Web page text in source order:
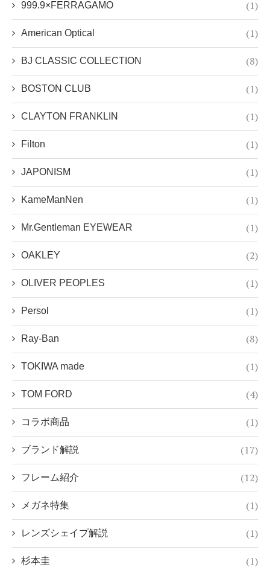
999.9×FERRAGAMO (1)
American Optical (1)
BJ CLASSIC COLLECTION (8)
BOSTON CLUB (1)
CLAYTON FRANKLIN (1)
Filton (1)
JAPONISM (1)
KameManNen (1)
Mr.Gentleman EYEWEAR (1)
OAKLEY (2)
OLIVER PEOPLES (1)
Persol (1)
Ray-Ban (8)
TOKIWA made (1)
TOM FORD (4)
コラボ商品 (1)
ブランド解説 (17)
フレーム紹介 (12)
メガネ特集 (1)
レンズシェイプ解説 (1)
杉本圭 (1)